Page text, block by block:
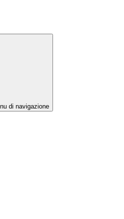
di navigazione